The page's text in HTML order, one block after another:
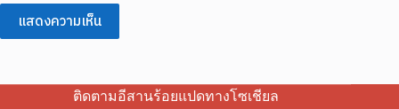
แสดงความเห็น
ติดตามอีสานร้อยแปดทางโซเชียล